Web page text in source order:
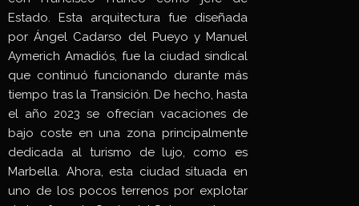
Estado. Esta arquitectura fue diseñada
por Ángel Cadarso del Pueyo y Manuel
Aymerich Amadiós, fue la ciudad sindical
que continuó funcionando durante más
tiempo tras la Transición. De hecho, hasta
el año 2023 se ofrecían vacaciones de
bajo coste en una zona principalmente
dedicada al turismo de lujo, como es
Marbella. Ahora, esta ciudad situada en
uno de los pocos terrenos por explotar